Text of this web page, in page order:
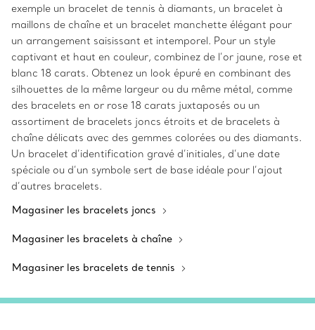
exemple un bracelet de tennis à diamants, un bracelet à
maillons de chaîne et un bracelet manchette élégant pour
un arrangement saisissant et intemporel. Pour un style
captivant et haut en couleur, combinez de l’or jaune, rose et
blanc 18 carats. Obtenez un look épuré en combinant des
silhouettes de la même largeur ou du même métal, comme
des bracelets en or rose 18 carats juxtaposés ou un
assortiment de bracelets joncs étroits et de bracelets à
chaîne délicats avec des gemmes colorées ou des diamants.
Un bracelet d’identification gravé d’initiales, d’une date
spéciale ou d’un symbole sert de base idéale pour l’ajout
d’autres bracelets.
Magasiner les bracelets joncs
Magasiner les bracelets à chaîne
Magasiner les bracelets de tennis